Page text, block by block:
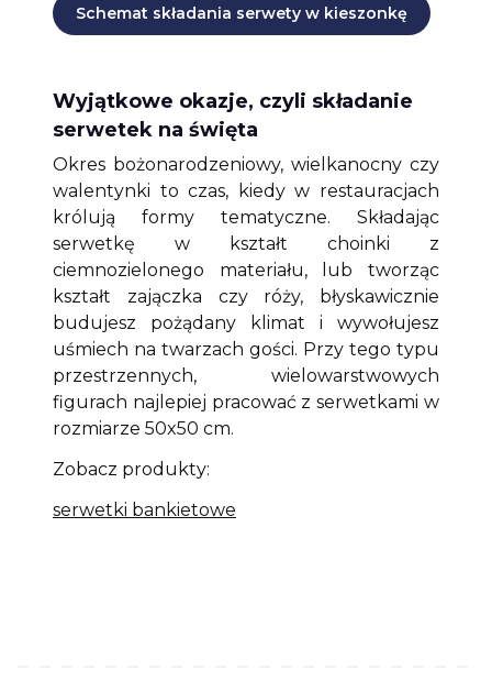
Schemat składania serwety w kieszonkę
Wyjątkowe okazje, czyli składanie
serwetek na święta
Okres bożonarodzeniowy, wielkanocny czy
walentynki to czas, kiedy w restauracjach
królują formy tematyczne. Składając
serwetkę w kształt choinki z
ciemnozielonego materiału, lub tworząc
kształt zajączka czy róży, błyskawicznie
budujesz pożądany klimat i wywołujesz
uśmiech na twarzach gości. Przy tego typu
przestrzennych, wielowarstwowych
figurach najlepiej pracować z serwetkami w
rozmiarze 50x50 cm.
Zobacz produkty:
serwetki bankietowe